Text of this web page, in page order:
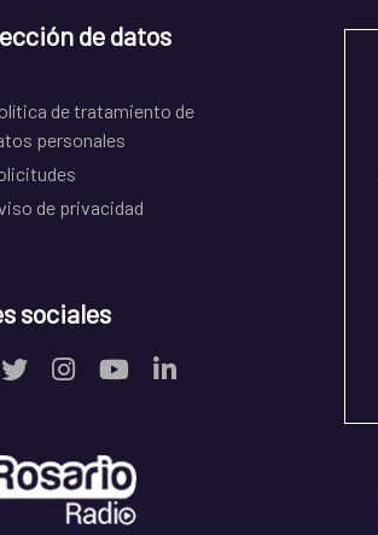
de datos
de tratamiento de
personales
de privacidad
sociales